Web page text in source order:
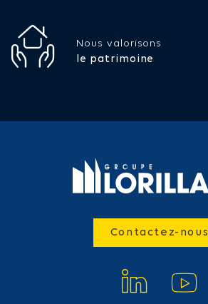
Nous valorisons
le patrimoine
Contactez-nous